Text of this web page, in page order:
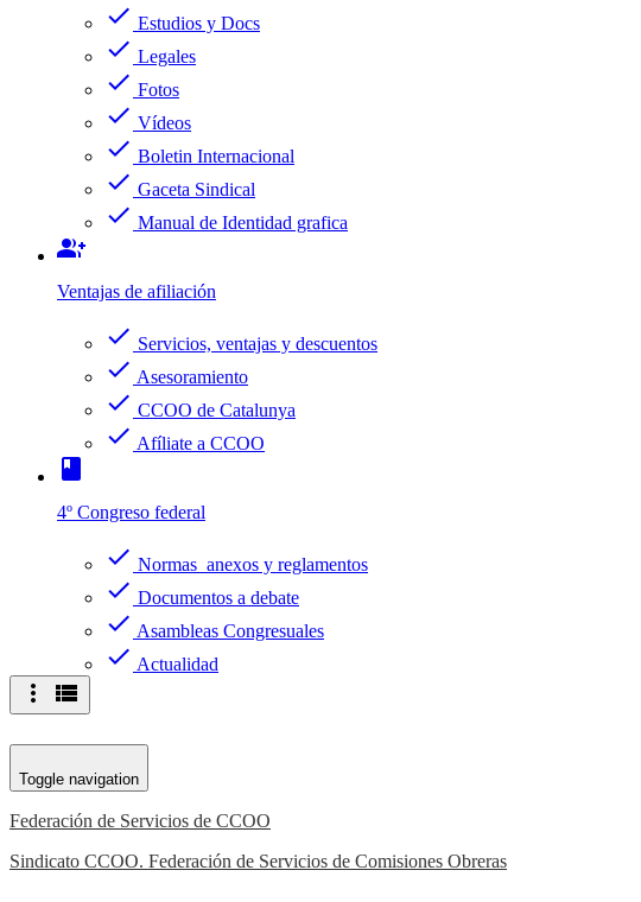
check Estudios y Docs
check Legales
check Fotos
check Vídeos
check Boletin Internacional
check Gaceta Sindical
check Manual de Identidad grafica
group_add
Ventajas de afiliación
check Servicios, ventajas y descuentos
check Asesoramiento
check CCOO de Catalunya
check Afíliate a CCOO
book
4º Congreso federal
check Normas anexos y reglamentos
check Documentos a debate
check Asambleas Congresuales
check Actualidad
more_vert view_list
Toggle navigation
Federación de Servicios de CCOO
Sindicato CCOO. Federación de Servicios de Comisiones Obreras